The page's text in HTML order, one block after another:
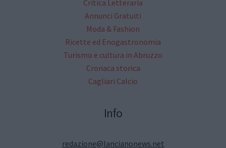
Critica Letteraria
Annunci Gratuiti
Moda & Fashion
Ricette ed Enogastronomia
Turismo e cultura in Abruzzo
Cronaca storica
Cagliari Calcio
Info
redazione@lancianonews.net